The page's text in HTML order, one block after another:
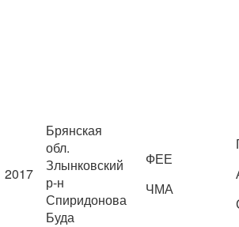
2017
Брянская
обл.
Злынковский
р-н
Спиридонова
Буда
ФЕЕ
ЧМА